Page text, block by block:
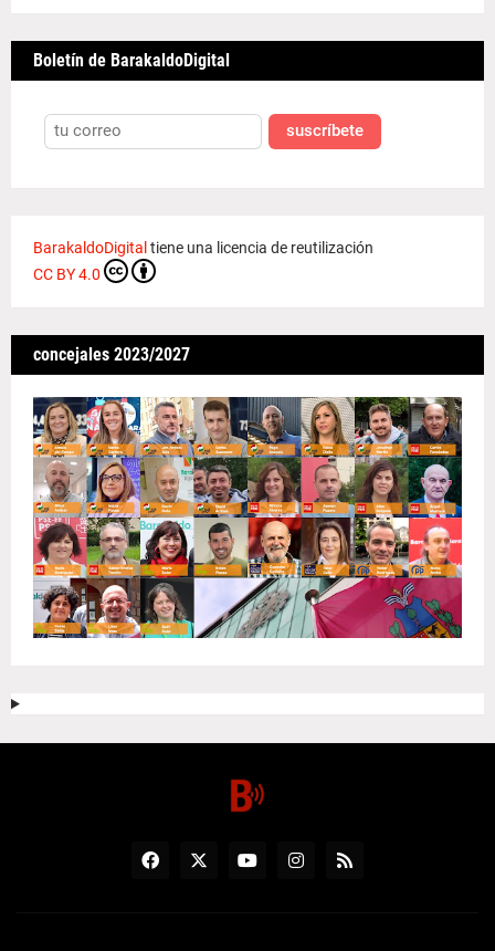
Boletín de BarakaldoDigital
suscríbete
BarakaldoDigital tiene una licencia de reutilización
CC BY 4.0
concejales 2023/2027